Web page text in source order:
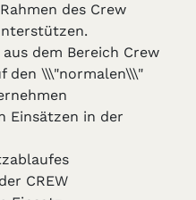
des Crew
dem Bereich Crew
den \\\"normalen\\\"
Einsätzen in der
CREW